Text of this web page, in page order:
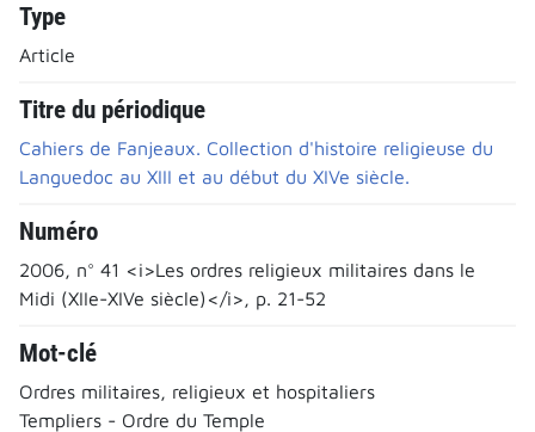
Type
Article
Titre du périodique
Cahiers de Fanjeaux. Collection d'histoire religieuse du
Languedoc au XIII et au début du XIVe siècle.
Numéro
2006, n° 41 <i>Les ordres religieux militaires dans le
Midi (XIIe-XIVe siècle)</i>, p. 21-52
Mot-clé
Ordres militaires, religieux et hospitaliers
Templiers - Ordre du Temple